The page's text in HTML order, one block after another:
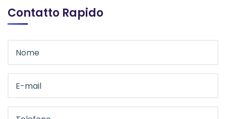
Contatto Rapido